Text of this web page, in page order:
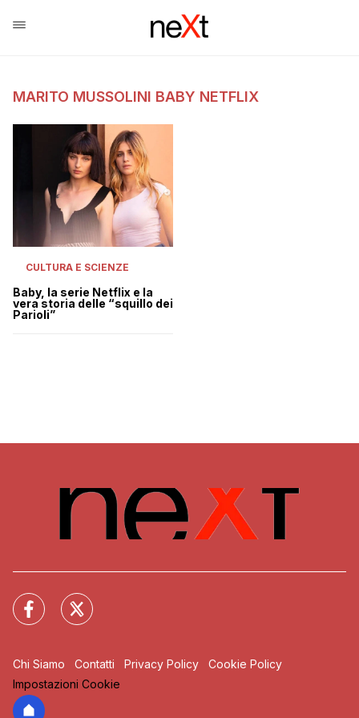
MARITO MUSSOLINI BABY NETFLIX
CULTURA E SCIENZE
Baby, la serie Netflix e la
vera storia delle “squillo dei
Parioli”
Chi Siamo Contatti Privacy Policy
Cookie Policy
Impostazioni Cookie